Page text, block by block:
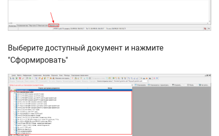
Выберите доступный документ и нажмите
"Сформировать"